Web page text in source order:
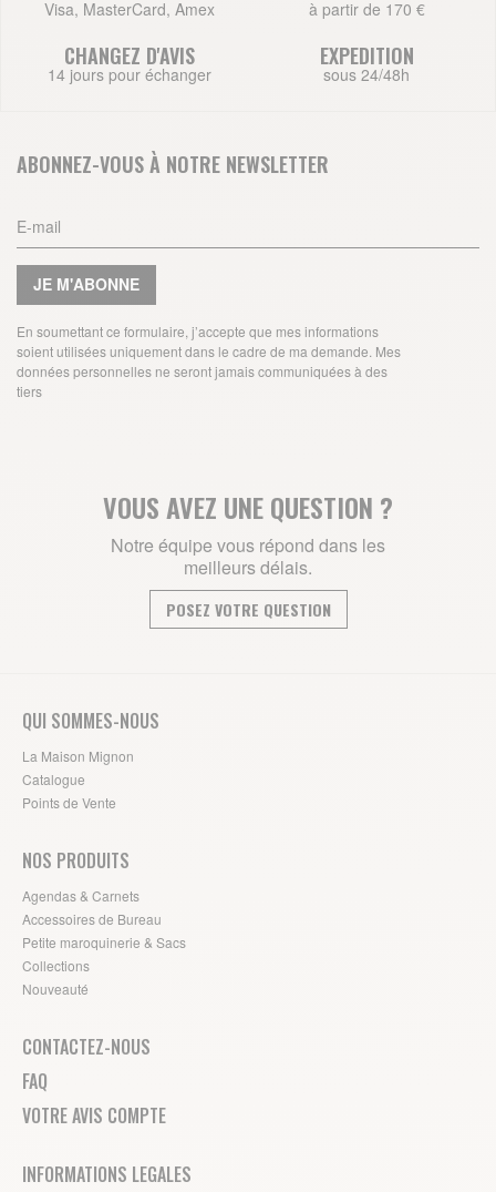
Visa, MasterCard, Amex à partir de 170 €
CHANGEZ D'AVIS
14 jours pour échanger
EXPEDITION
sous 24/48h
ABONNEZ-VOUS À NOTRE NEWSLETTER
JE M'ABONNE
En soumettant ce formulaire, j’accepte que mes informations
soient utilisées uniquement dans le cadre de ma demande. Mes
données personnelles ne seront jamais communiquées à des
tiers
VOUS AVEZ UNE QUESTION ?
Notre équipe vous répond dans les
meilleurs délais.
POSEZ VOTRE QUESTION
QUI SOMMES-NOUS
La Maison Mignon
Catalogue
Points de Vente
NOS PRODUITS
Agendas & Carnets
Accessoires de Bureau
Petite maroquinerie & Sacs
Collections
Nouveauté
CONTACTEZ-NOUS
FAQ
VOTRE AVIS COMPTE
INFORMATIONS LEGALES